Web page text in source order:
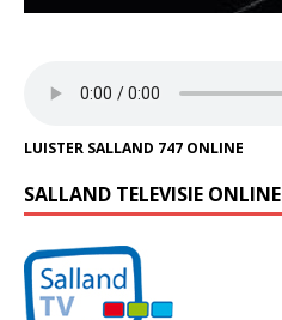
LUISTER SALLAND 747 ONLINE
SALLAND TELEVISIE ONLINE